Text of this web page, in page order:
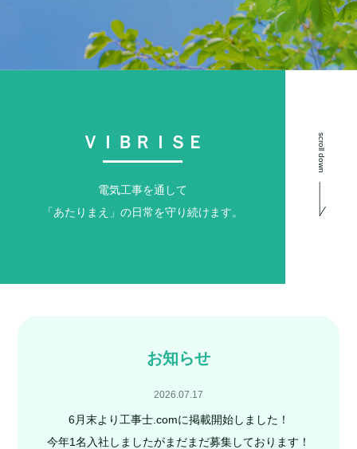
ＶＩＢＲＩＳＥ
電気工事を通して
「あたりまえ」の日常を守り続けます。
scroll down
お知らせ
2026.07.17
6月末より工事士.comに掲載開始しました！
今年1名入社しましたがまだまだ募集しております！